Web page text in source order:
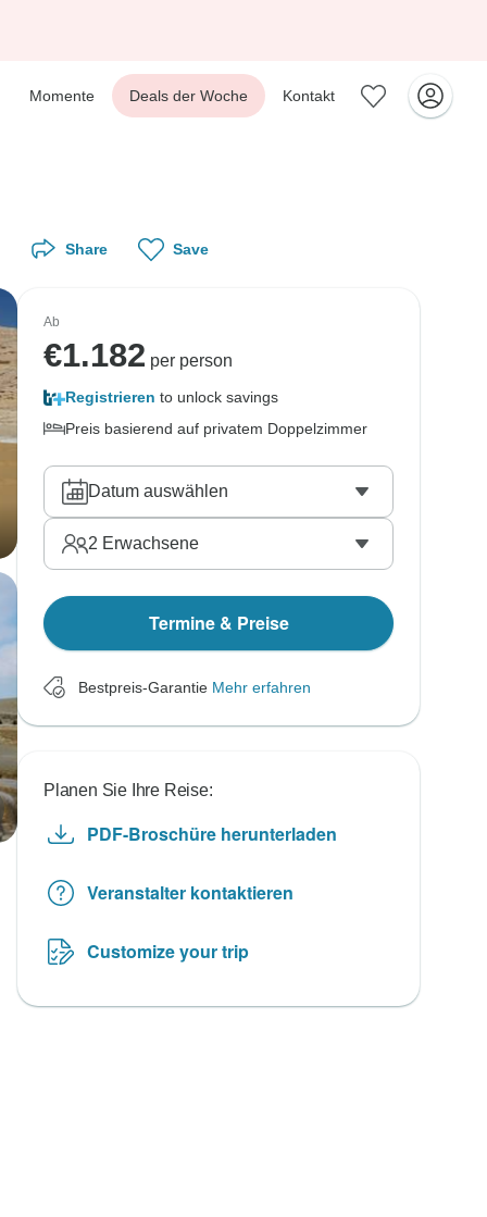
Momente Deals der Woche Kontakt
Share Save
Ab
€1.182 per person
Registrieren to unlock savings
Preis basierend auf privatem Doppelzimmer
Datum auswählen
2 Erwachsene
Termine & Preise
Bestpreis-Garantie Mehr erfahren
Planen Sie Ihre Reise:
PDF-Broschüre herunterladen
Veranstalter kontaktieren
Customize your trip